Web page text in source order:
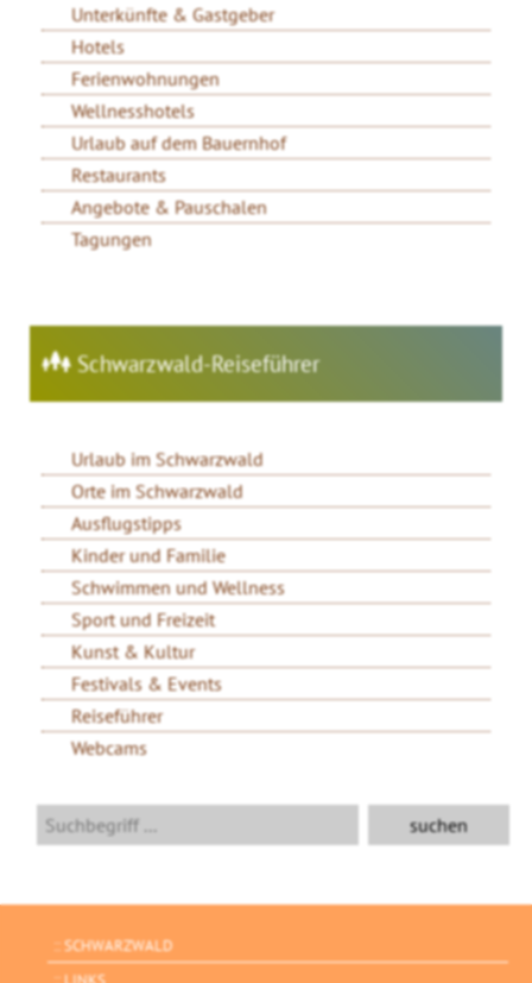
Unterkünfte & Gastgeber
Hotels
Ferienwohnungen
Wellnesshotels
Urlaub auf dem Bauernhof
Restaurants
Angebote & Pauschalen
Tagungen
Schwarzwald-Reiseführer
Urlaub im Schwarzwald
Orte im Schwarzwald
Ausflugstipps
Kinder und Familie
Schwimmen und Wellness
Sport und Freizeit
Kunst & Kultur
Festivals & Events
Reiseführer
Webcams
SCHWARZWALD